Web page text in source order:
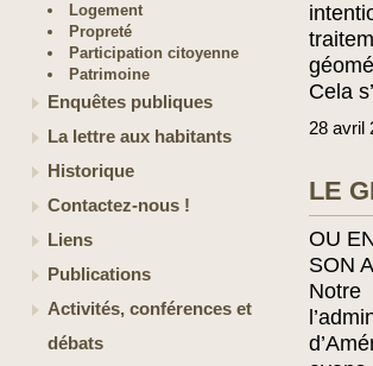
Logement
Propreté
Participation citoyenne
Patrimoine
Enquêtes publiques
La lettre aux habitants
Historique
Contactez-nous !
Liens
Publications
Activités, conférences et
débats
Cela
28 avril
LE
OU
SON